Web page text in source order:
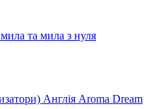
та мила з нуля
Англія Aroma Dream